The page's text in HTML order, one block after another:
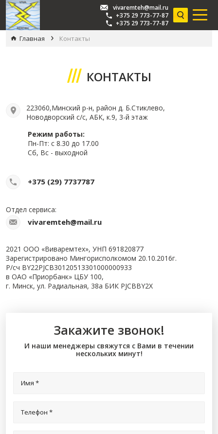
vivaremteh@mail.ru
+375 29 773-77-87
+375 29 773-77-87
Главная Контакты
КОНТАКТЫ
223060,Минский р-н, район д. Б.Стиклево,
Новодворский с/с, АБК, к.9, 3-й этаж
Режим работы:
Пн-Пт: с 8.30 до 17.00
Сб, Вс - выходной
+375 (29) 7737787
Отдел сервиса:
vivaremteh@mail.ru
2021 ООО «Виваремтех», УНП 691820877
Зарегистрировано Мингорисполкомом 20.10.2016г.
Р/сч BY22PJCB30120513301000000933
в ОАО «Приорбанк» ЦБУ 100,
г. Минск, ул. Радиальная, 38а БИК PJCBBY2X
Закажите звонок!
И наши менеджеры свяжутся с Вами в течении
нескольких минут!
Имя *
Телефон *